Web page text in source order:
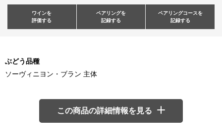
ワインを
評価する
ペアリングを
記録する
ペアリングコースを
記録する
ぶどう品種
ソーヴィニヨン・ブラン 主体
この商品の詳細情報を見る